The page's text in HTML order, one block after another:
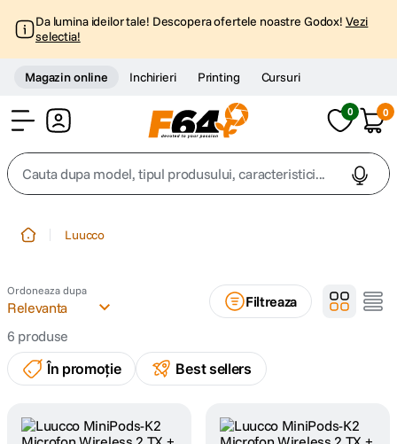
Da lumina ideilor tale! Descopera ofertele noastre Godox! Vezi
selectia!
Magazin online Inchirieri Printing Cursuri
0 0
Cauta dupa model, tipul produsului, caracteristici...
2. trepied
3. trepied telefon
canon sx740 hs
Luucco
Ordoneaza dupa
Relevanta
Filtreaza
6 produse
În promoție
Best sellers